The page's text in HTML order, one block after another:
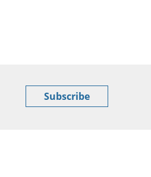
Subscribe